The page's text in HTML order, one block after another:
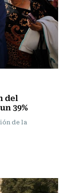
del
39%
de la